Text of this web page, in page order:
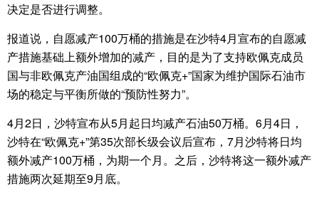
决定是否进行调整。
报道说，自愿减产100万桶的措施是在沙特4月宣布的自愿减
产措施基础上额外增加的减产，目的是为了支持欧佩克成员
国与非欧佩克产油国组成的“欧佩克+”国家为维护国际石油市
场的稳定与平衡所做的“预防性努力”。
4月2日，沙特宣布从5月起日均减产石油50万桶。6月4日，
沙特在“欧佩克+”第35次部长级会议后宣布，7月沙特将日均
额外减产100万桶，为期一个月。之后，沙特将这一额外减产
措施两次延期至9月底。